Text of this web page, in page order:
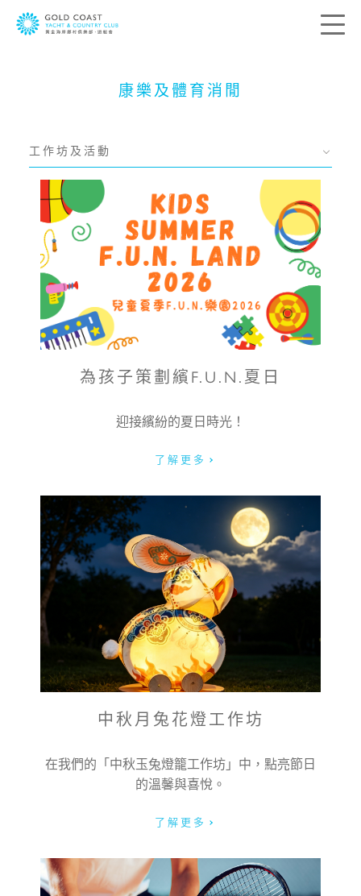
康樂及體育消閒
工作坊及活動
為孩子策劃繽F.U.N.夏日
迎接繽紛的夏日時光！
了解更多
中秋月兔花燈工作坊
在我們的「中秋玉兔燈籠工作坊」中，點亮節日
的溫馨與喜悅。
了解更多
您的寶貴意見是帶領我們前進的方向。我
們希望了解您的所思所想，藉此送上最切
合您個人需要的服務。請在下列方格提供
您的意見及聯絡資料，我們會盡快與您聯
絡。
稱呼:
先生
太太
女士 小姐
姓氏:
電話號碼:
信息: